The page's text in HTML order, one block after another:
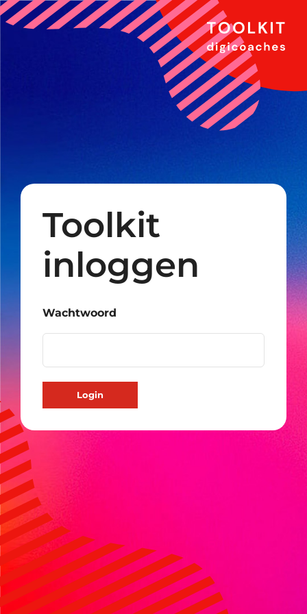
Ga
naar
Toolkit
inloggen
Wachtwoord
Login